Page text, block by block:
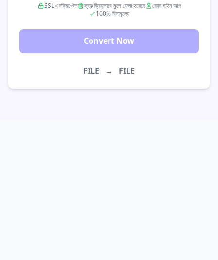
SSL এনক্রিপ্টেড স্বয়ংক্রিয়ভাবে মুছে ফেলা হয়েছে
কোন সাইন আপ
100% বিনামূল্যে
Convert Now
FILE → FILE